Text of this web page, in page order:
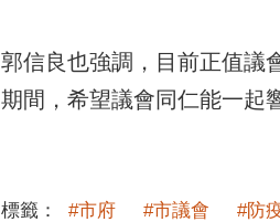
郭信良也強調，目前正值議
期間，希望議會同仁能一起
標籤： #市府 #市議會 #防